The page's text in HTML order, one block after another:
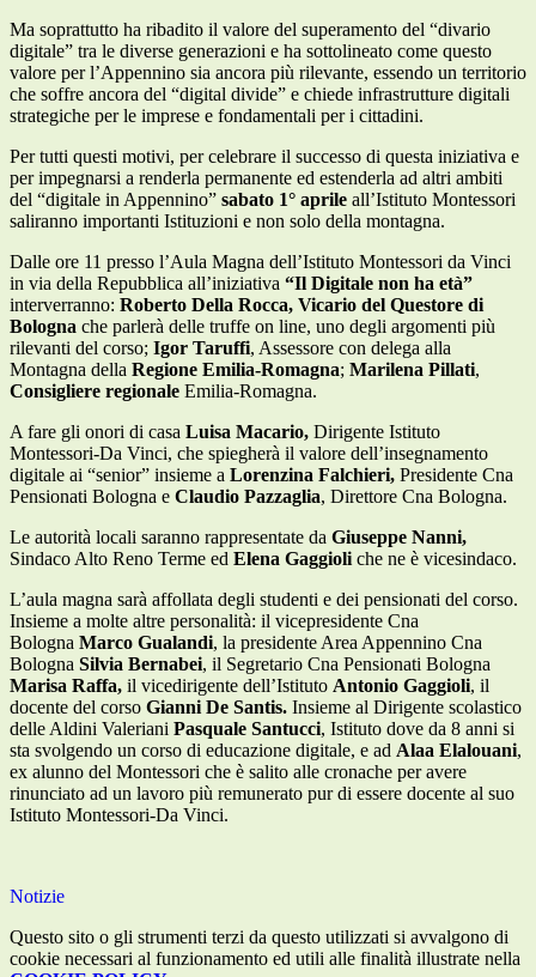
Ma soprattutto ha ribadito il valore del superamento del “divario
digitale” tra le diverse generazioni e ha sottolineato come questo
valore per l’Appennino sia ancora più rilevante, essendo un territorio
che soffre ancora del “digital divide” e chiede infrastrutture digitali
strategiche per le imprese e fondamentali per i cittadini.
Per tutti questi motivi, per celebrare il successo di questa iniziativa e
per impegnarsi a renderla permanente ed estenderla ad altri ambiti
del “digitale in Appennino” sabato 1° aprile all’Istituto Montessori
saliranno importanti Istituzioni e non solo della montagna.
Dalle ore 11 presso l’Aula Magna dell’Istituto Montessori da Vinci
in via della Repubblica all’iniziativa “Il Digitale non ha età”
interverranno: Roberto Della Rocca, Vicario del Questore di
Bologna che parlerà delle truffe on line, uno degli argomenti più
rilevanti del corso; Igor Taruffi, Assessore con delega alla
Montagna della Regione Emilia-Romagna; Marilena Pillati,
Consigliere regionale Emilia-Romagna.
A fare gli onori di casa Luisa Macario, Dirigente Istituto
Montessori-Da Vinci, che spiegherà il valore dell’insegnamento
digitale ai “senior” insieme a Lorenzina Falchieri, Presidente Cna
Pensionati Bologna e Claudio Pazzaglia, Direttore Cna Bologna.
Le autorità locali saranno rappresentate da Giuseppe Nanni,
Sindaco Alto Reno Terme ed Elena Gaggioli che ne è vicesindaco.
L’aula magna sarà affollata degli studenti e dei pensionati del corso.
Insieme a molte altre personalità: il vicepresidente Cna
Bologna Marco Gualandi, la presidente Area Appennino Cna
Bologna Silvia Bernabei, il Segretario Cna Pensionati Bologna
Marisa Raffa, il vicedirigente dell’Istituto Antonio Gaggioli, il
docente del corso Gianni De Santis. Insieme al Dirigente scolastico
delle Aldini Valeriani Pasquale Santucci, Istituto dove da 8 anni si
sta svolgendo un corso di educazione digitale, e ad Alaa Elalouani,
ex alunno del Montessori che è salito alle cronache per avere
rinunciato ad un lavoro più remunerato pur di essere docente al suo
Istituto Montessori-Da Vinci.
Notizie
Questo sito o gli strumenti terzi da questo utilizzati si avvalgono di
cookie necessari al funzionamento ed utili alle finalità illustrate nella